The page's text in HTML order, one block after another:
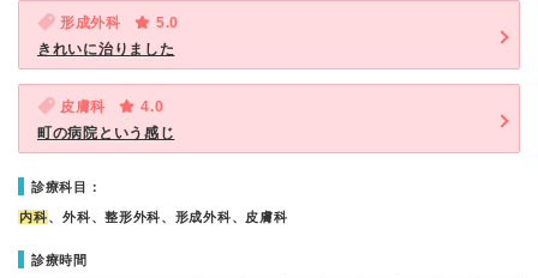
形成外科
5.0
きれいに治りました
皮膚科
4.0
町の病院という感じ
診療科目：
内科、外科、整形外科、形成外科、皮膚科
診療時間